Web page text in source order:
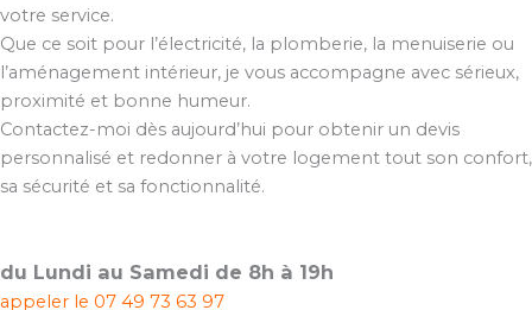
votre service.
Que ce soit pour l’électricité, la plomberie, la menuiserie ou
l’aménagement intérieur, je vous accompagne avec sérieux,
proximité et bonne humeur.
Contactez-moi dès aujourd’hui pour obtenir un devis
personnalisé et redonner à votre logement tout son confort,
sa sécurité et sa fonctionnalité.
du Lundi au Samedi de 8h à 19h
appeler le 07 49 73 63 97